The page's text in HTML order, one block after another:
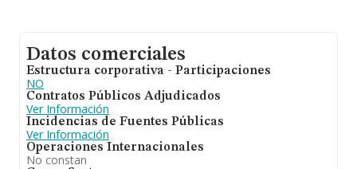
Datos comerciales
Estructura corporativa - Participaciones
NO
Contratos Públicos Adjudicados
Ver Información
Incidencias de Fuentes Públicas
Ver Información
Operaciones Internacionales
No constan